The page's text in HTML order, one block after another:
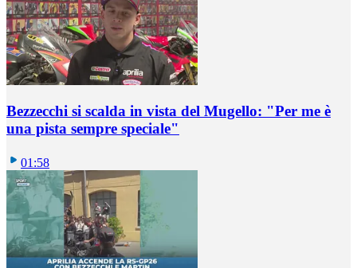
Bezzecchi si scalda in vista del Mugello: "Per me è
una pista sempre speciale"
01:58